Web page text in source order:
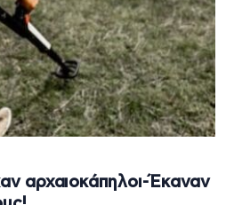
αρχαιοκάπηλοι-Έκαναν